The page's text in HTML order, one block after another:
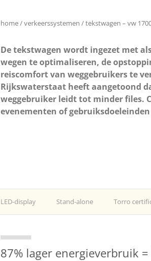
home verkeerssystemen tekstwagen – vw
De tekstwagen wordt ingezet met
wegen te optimaliseren, de
reiscomfort van weggebruikers te
Rijkswaterstaat heeft aangetoond
weggebruiker leidt tot minder files.
evenementen of
LED-display Stand-alone Torro
87% lager energieverbruik